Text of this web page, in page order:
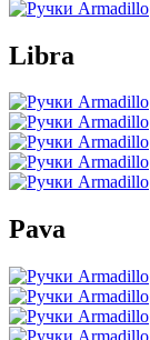
Libra
Pava